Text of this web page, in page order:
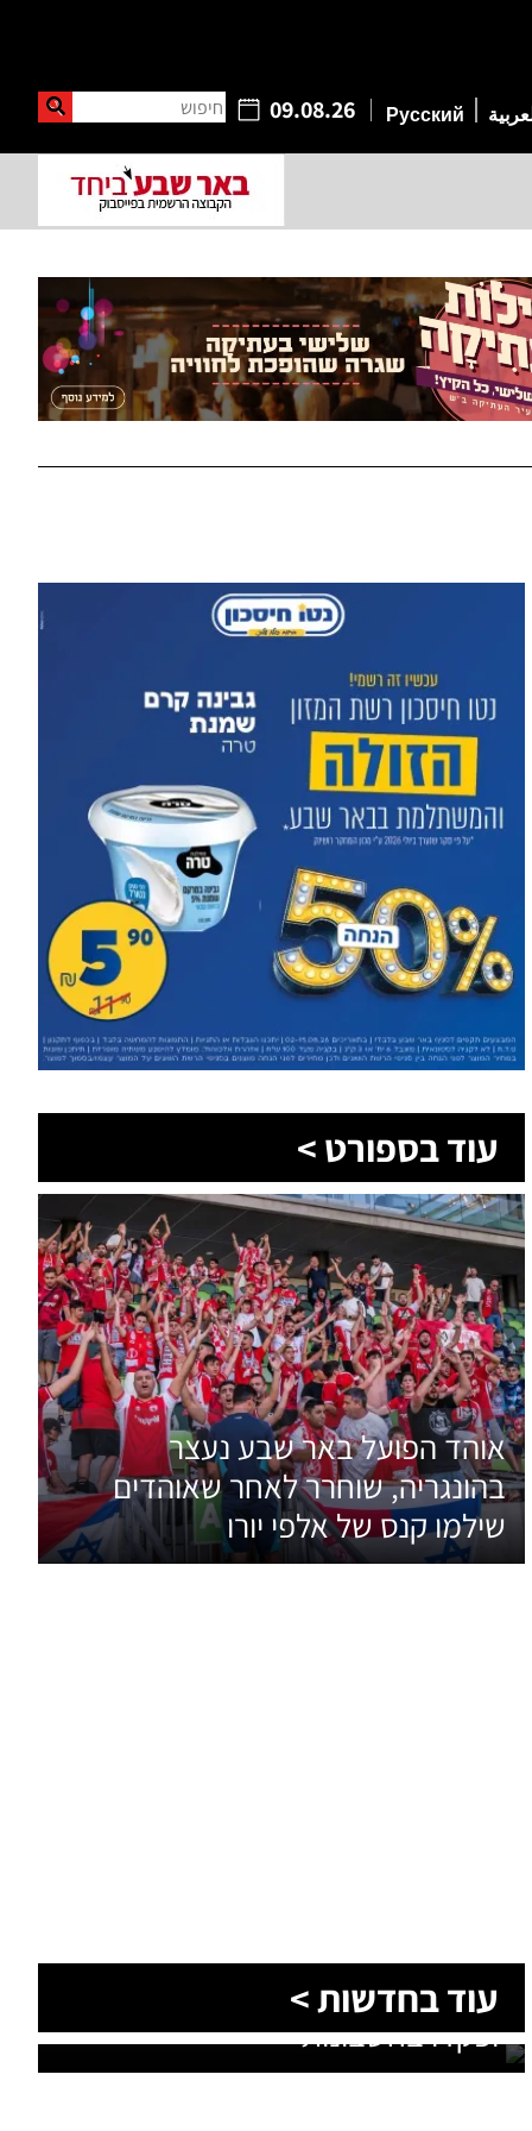
09.08.26 חיפוש Русский
עוד בספורט >
אוהד הפועל באר שבע נעצר
בהונגריה, שוחרר לאחר שאוהדים
שילמו קנס של אלפי יורו